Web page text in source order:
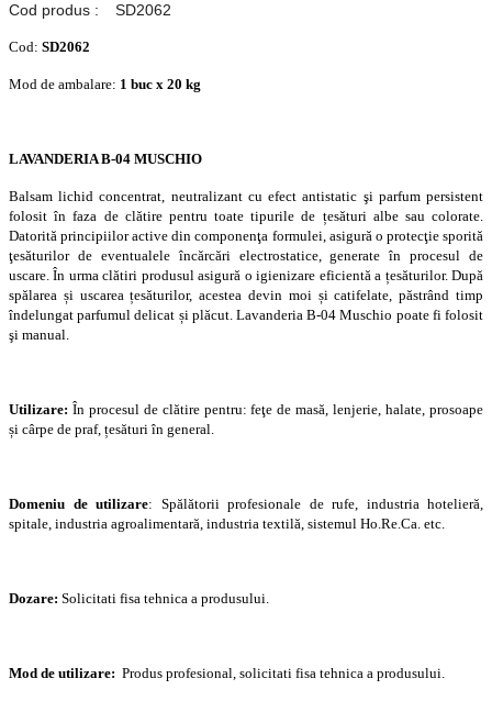
Cod produs : SD2062
Cod: SD2062
Mod de ambalare: 1 buc x 20 kg
LAVANDERIA B-04 MUSCHIO
Balsam lichid concentrat, neutralizant cu efect antistatic şi parfum persistent
folosit în faza de clătire pentru toate tipurile de țesături albe sau colorate.
Datorită principiilor active din componenţa formulei, asigură o protecţie sporită
ţesăturilor de eventualele încărcări electrostatice, generate în procesul de
uscare. În urma clătiri produsul asigură o igienizare eficientă a țesăturilor. După
spălarea și uscarea țesăturilor, acestea devin moi și catifelate, păstrând timp
îndelungat parfumul delicat și plăcut. Lavanderia B-04 Muschio poate fi folosit
şi manual.
Utilizare: În procesul de clătire pentru: feţe de masă, lenjerie, halate, prosoape
și cârpe de praf, țesături în general.
Domeniu de utilizare: Spălătorii profesionale de rufe, industria hotelieră,
spitale, industria agroalimentară, industria textilă, sistemul Ho.Re.Ca. etc.
Dozare: Solicitati fisa tehnica a produsului.
Mod de utilizare: Produs profesional, solicitati fisa tehnica a produsului.